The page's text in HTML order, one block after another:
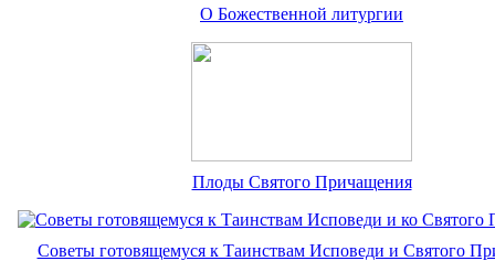
О Божественной литургии
Плоды Святого Причащения
Советы готовящемуся к Таинствам Исповеди и Святого